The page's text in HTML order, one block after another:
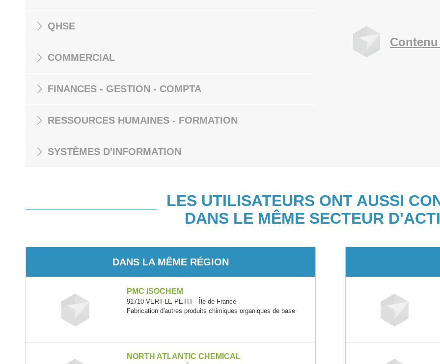
QHSE
COMMERCIAL
FINANCES - GESTION - COMPTA
RESSOURCES HUMAINES - FORMATION
SYSTÈMES D'INFORMATION
LES UTILISATEURS ONT AUSSI
DANS LE MÊME SECTEUR
DANS LA MÊME RÉGION
PMC ISOCHEM
91710 VERT-LE-PETIT - Île-de-France
Fabrication d'autres produits chimiques organiques de base
NORTH ATLANTIC CHEMICAL